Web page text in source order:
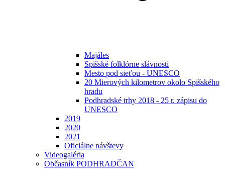
Majáles
Spišské folklórne slávnosti
Mesto pod sieťou - UNESCO
20 Mierových kilometrov okolo Spišského
hradu
Podhradské trhy 2018 - 25 r. zápisu do
UNESCO
2019
2020
2021
Oficiálne návštevy
Videogaléria
Občasník PODHRADČAN